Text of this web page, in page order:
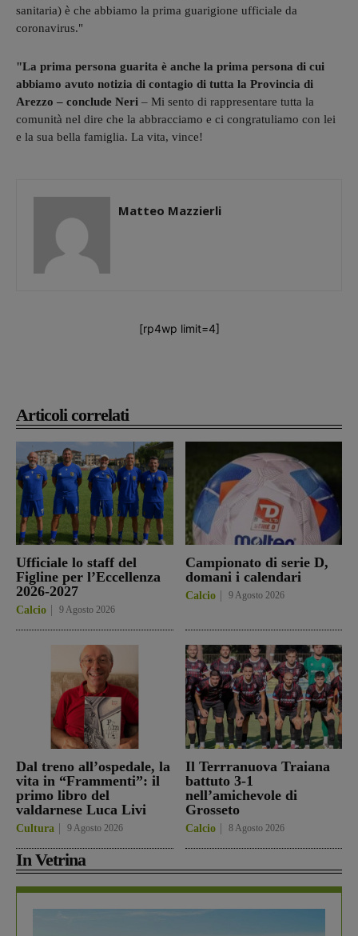
Articoli correlati
Ufficiale lo staff del
Figline per l’Eccellenza
2026-2027
Calcio 9 Agosto 2026
Campionato di serie D,
domani i calendari
Calcio 9 Agosto 2026
Dal treno all’ospedale, la
vita in “Frammenti”: il
primo libro del
valdarnese Luca Livi
Cultura 9 Agosto 2026
Il Terrranuova Traiana
battuto 3-1
nell’amichevole di
Grosseto
Calcio 8 Agosto 2026
In Vetrina
sanitaria) è che abbiamo la prima guarigione ufficiale da
coronavirus."
"La prima persona guarita è anche la prima persona di cui
abbiamo avuto notizia di contagio di tutta la Provincia di
Arezzo – conclude Neri – Mi sento di rappresentare tutta la
comunità nel dire che la abbracciamo e ci congratuliamo con lei
e la sua bella famiglia. La vita, vince!
Matteo Mazzierli
[rp4wp limit=4]